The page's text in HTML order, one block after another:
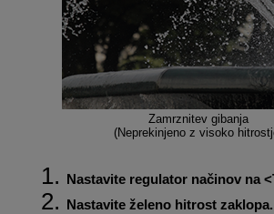
Zamrznitev gibanja
(Neprekinjeno z visoko
Nastavite regulator načinov na
Nastavite želeno hitrost zaklopa.